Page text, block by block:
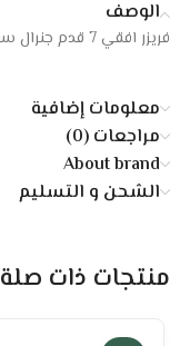
الوصف
فريزر افقي 7 قدم جنرال سوبريم – أبيض
معلومات إضافية
مراجعات (0)
About brand
الشحن و التسليم
منتجات ذات صلة